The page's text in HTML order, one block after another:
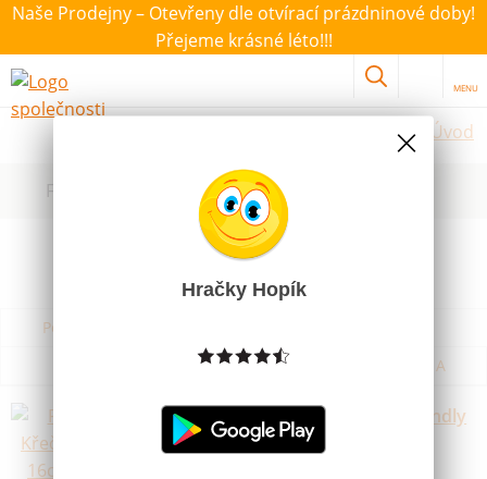
Naše Prodejny – Otevřeny dle otvírací prázdninové doby!
Přejeme krásné léto!!!
MENU
Úvod
Filtrovat dle dostupnosti, ceny, výrobce
Podle názvu od A do Z
Podle názvu od Z do A
Plyšový Křeček zlatý 16cm eco-friendly
DostupnostNení skladem
Hračky Hopík